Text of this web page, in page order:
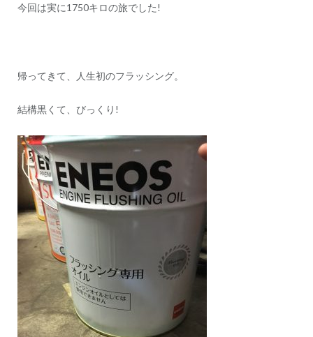
今回は実に1750キロの旅でした!
帰ってきて、人生初のフラッシング。
結構黒くて、びっくり!